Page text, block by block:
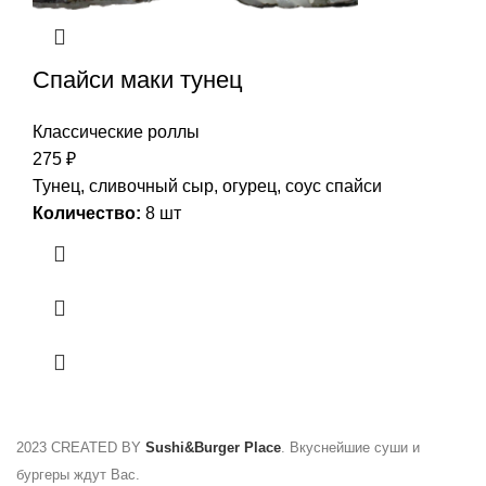
Спайси маки тунец
Классические роллы
275 ₽
Тунец, сливочный сыр, огурец, соус спайси
Количество: 8 шт
2023 CREATED BY Sushi&Burger Place . Вкуснейшие суши и
бургеры ждут Вас.